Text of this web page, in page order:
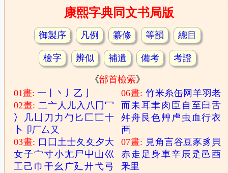
康熙字典同文书局版
御製序 凡例 纂修 等韻 總目
檢字 辨似 補遺 備考 考證
《部首檢索》
01畫:一 丶 丿 乙
02畫:二亠 人 儿入 八 冂冖
冫
几 凵 刀 力 勹 匕 匚匸十
卜
卩厂厶 又
03畫: 口 囗 土士夂 夊 夕大
女子宀寸小尢尸 屮 山巛
工 己 巾 干幺 广廴廾弋弓
06畫: 竹米糸缶网 羊羽老
而耒耳聿肉 臣 自 至 臼舌
舛舟 艮色艸 虍 虫 血行衣
襾
07畫: 見角言谷豆豕豸 貝
赤走 足身車辛辰 辵 邑酉
釆里